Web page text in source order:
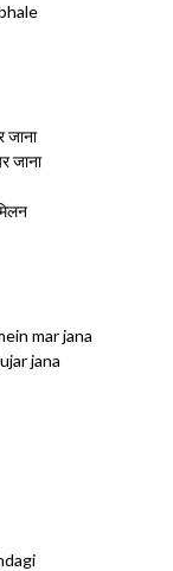
जाना
जाना
mar jana
jana